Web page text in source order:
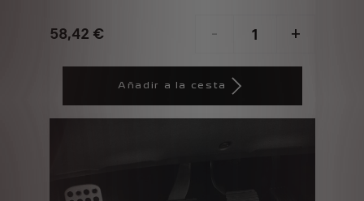
58,42 €
Price
€
- +
Quantity
1
Añadir a la cesta